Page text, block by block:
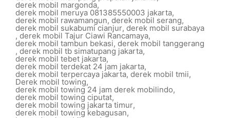
derek mobil margonda,
derek mobil meruya 081385550003 jakarta,
derek mobil rawamangun, derek mobil serang,
derek mobil sukabumi cianjur, derek mobil surabaya
, derek mobil Tajur Ciawi Rancamaya,
derek mobil tambun bekasi, derek mobil tanggerang
, derek mobil tb simatupang jakarta,
derek mobil tebet jakarta,
derek mobil terdekat 24 jam jakarta,
derek mobil terpercaya jakarta, derek mobil tmii,
Derek mobil towing,
derek mobil towing 24 jam derek mobilindo,
derek mobil towing ciputat,
derek mobil towing jakarta timur,
derek mobil towing kebagusan,